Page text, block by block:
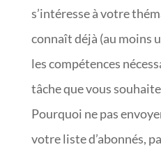
s’intéresse à votre
connaît déjà (au moins
les compétences
tâche que vous
Pourquoi ne pas
votre liste d’abonnés,